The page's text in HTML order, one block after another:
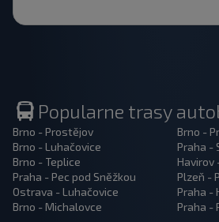
Popularne trasy
Brno - Prostějov
Brno - Luhačovice
Brno - Teplice
Praha - Pec pod Sněžkou
Ostrava - Luhačovice
Brno - Michalovce
Brno -
Praha -
Havirov
Plzeň -
Praha -
Praha -